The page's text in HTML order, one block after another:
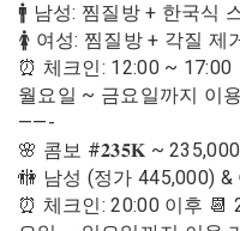
🚹 남성: 찜질방 + 한국식
🚺 여성: 찜질방 + 각질
⏰ 체크인: 12:00 ~
월요일 ~ 금요일까지 이
——-
🌸 콤보 #𝟐𝟑𝟓𝐊 ~
🚻 남성 (정가 445,000)
⏰ 체크인: 20:00 이후